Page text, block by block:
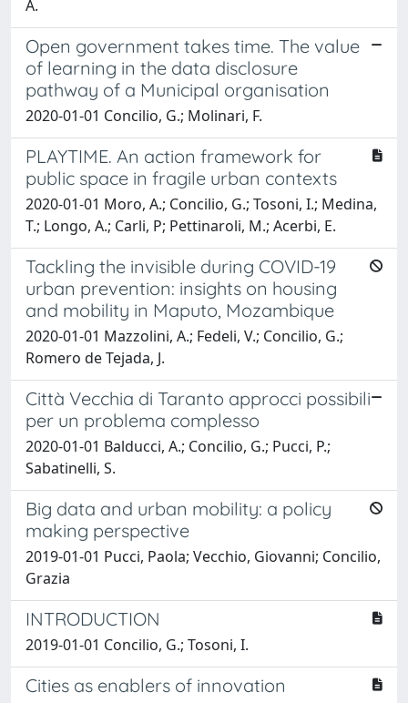
A.
Open government takes time. The value
of learning in the data disclosure
pathway of a Municipal organisation
2020-01-01 Concilio, G.; Molinari, F.
PLAYTIME. An action framework for
public space in fragile urban contexts
2020-01-01 Moro, A.; Concilio, G.; Tosoni, I.; Medina,
T.; Longo, A.; Carli, P; Pettinaroli, M.; Acerbi, E.
Tackling the invisible during COVID-19
urban prevention: insights on housing
and mobility in Maputo, Mozambique
2020-01-01 Mazzolini, A.; Fedeli, V.; Concilio, G.;
Romero de Tejada, J.
Città Vecchia di Taranto approcci possibili
per un problema complesso
2020-01-01 Balducci, A.; Concilio, G.; Pucci, P.;
Sabatinelli, S.
Big data and urban mobility: a policy
making perspective
2019-01-01 Pucci, Paola; Vecchio, Giovanni; Concilio,
Grazia
INTRODUCTION
2019-01-01 Concilio, G.; Tosoni, I.
Cities as enablers of innovation